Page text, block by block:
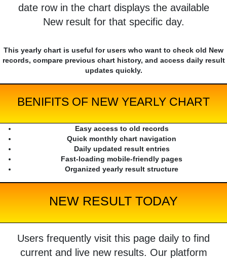
date row in the chart displays the available
New result for that specific day.
This yearly chart is useful for users who want to check old New
records, compare previous chart history, and access daily result
updates quickly.
BENIFITS OF NEW YEARLY CHART
Easy access to old records
Quick monthly chart navigation
Daily updated result entries
Fast-loading mobile-friendly pages
Organized yearly result structure
NEW RESULT TODAY
Users frequently visit this page daily to find
current and live new results. Our platform